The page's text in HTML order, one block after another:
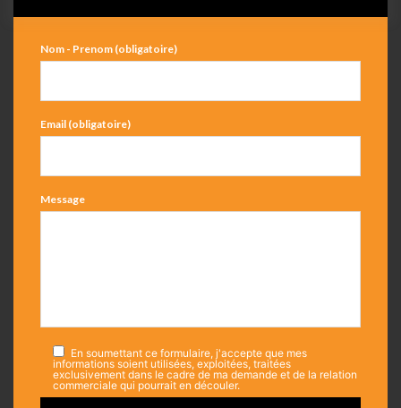
Nom - Prenom (obligatoire)
Email (obligatoire)
Message
En soumettant ce formulaire, j'accepte que mes
informations soient utilisées, exploitées, traitées
exclusivement dans le cadre de ma demande et de la relation
commerciale qui pourrait en découler.